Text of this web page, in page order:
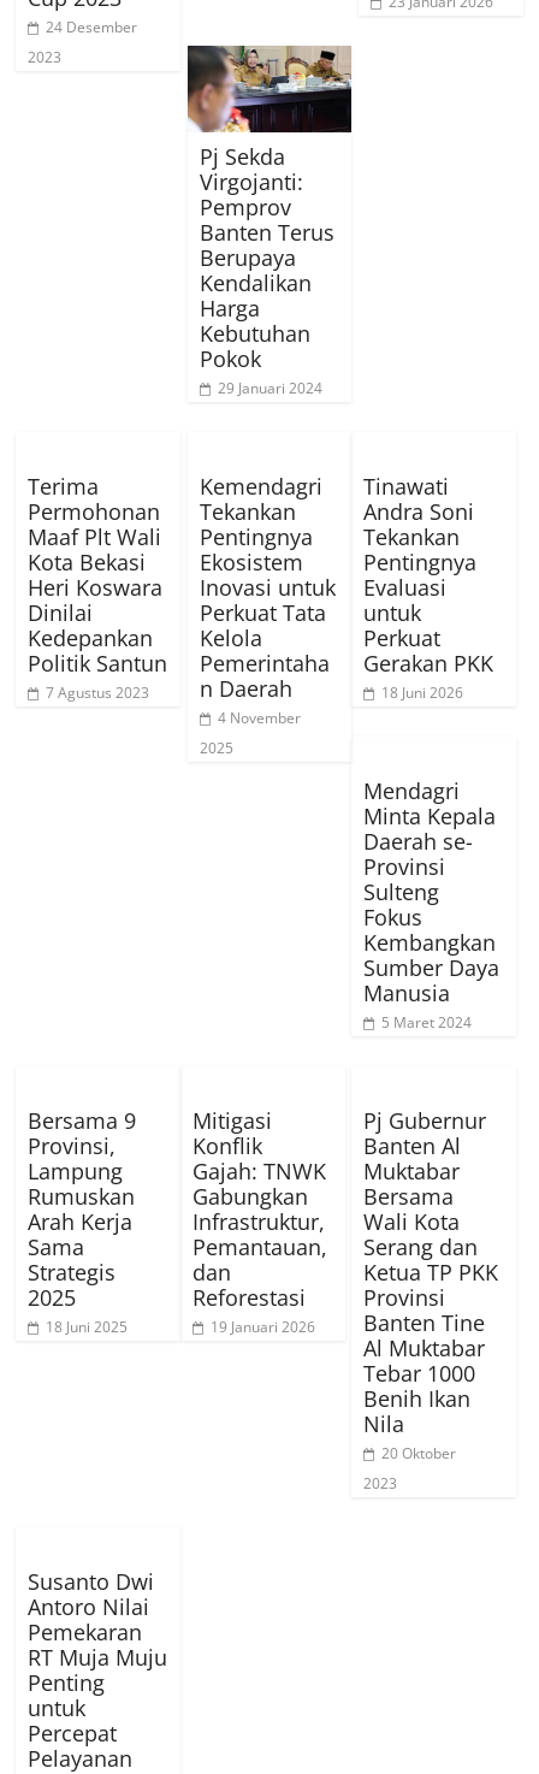
24 Desember
2023
Pj Sekda
Virgojanti:
Pemprov
Banten Terus
Berupaya
Kendalikan
Harga
Kebutuhan
Pokok
29 Januari 2024
Terima
Permohonan
Maaf Plt Wali
Kota Bekasi
Heri Koswara
Dinilai
Kedepankan
Politik Santun
7 Agustus 2023
Kemendagri
Tekankan
Pentingnya
Ekosistem
Inovasi untuk
Perkuat Tata
Kelola
Pemerintaha
n Daerah
4 November
2025
Tinawati
Andra Soni
Tekankan
Pentingnya
Evaluasi
untuk
Perkuat
Gerakan PKK
18 Juni 2026
Mendagri
Minta Kepala
Daerah se-
Provinsi
Sulteng
Fokus
Kembangkan
Sumber Daya
Manusia
5 Maret 2024
Bersama 9
Provinsi,
Lampung
Rumuskan
Arah Kerja
Sama
Strategis
2025
18 Juni 2025
Mitigasi
Konflik
Gajah: TNWK
Gabungkan
Infrastruktur,
Pemantauan,
dan
Reforestasi
19 Januari 2026
Pj Gubernur
Banten Al
Muktabar
Bersama
Wali Kota
Serang dan
Ketua TP PKK
Provinsi
Banten Tine
Al Muktabar
Tebar 1000
Benih Ikan
Nila
20 Oktober
2023
Susanto Dwi
Antoro Nilai
Pemekaran
RT Muja Muju
Penting
untuk
Percepat
Pelayanan